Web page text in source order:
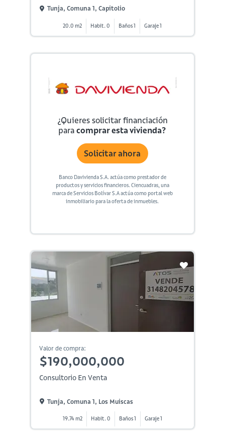
Tunja, Comuna 1, Capitolio
20.0 m2 Habit. 0 Baños 1 Garaje 1
¿Quieres solicitar financiación
paracomprar esta vivienda?
Solicitar ahora
Banco Davivienda S.A. actúa como prestador de
productos y servicios financieros. Ciencuadras, una
marca de Servicios Bolívar S.A actúa como portal web
inmobiliario para la oferta de inmuebles.
Valor de compra:
$190,000,000
Consultorio En Venta
Tunja, Comuna 1, Los Muiscas
19.74 m2 Habit. 0 Baños 1 Garaje 1